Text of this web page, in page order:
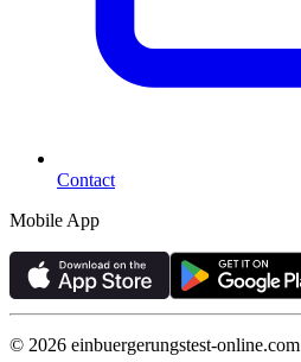
Contact
Mobile App
© 2026 einbuergerungstest-online.com